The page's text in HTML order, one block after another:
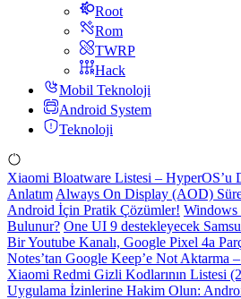
Root
Rom
TWRP
Hack
Mobil Teknoloji
Android System
Teknoloji
Xiaomi Bloatware Listesi – HyperOS’u
Anlatım Always On Display (AOD)
Android İçin Pratik Çözümler! Windows
Bulunur? One UI 9 destekleyecek
Bir Youtube Kanalı, Google Pixel 4a
Notes’tan Google Keep’e Not Aktarma
Xiaomi Redmi Gizli Kodlarının Listesi
Uygulama İzinlerine Hakim Olun: